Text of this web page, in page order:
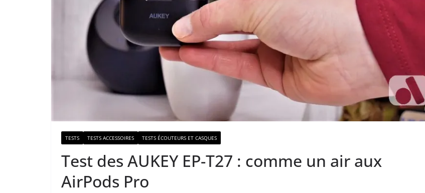
TESTS TESTS ACCESSOIRES TESTS ÉCOUTEURS ET CASQUES
Test des AUKEY EP-T27 : comme un air aux
AirPods Pro